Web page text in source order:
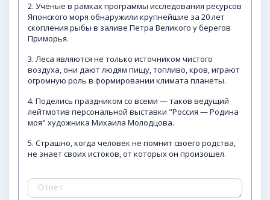
2. Учёные в рамках программы исследования ресурсов
Японского моря обнаружили крупнейшие за 20 лет
скопления рыбы в заливе Петра Великого у берегов
Приморья.
3. Леса являются не только источником чистого
воздуха, они дают людям пищу, топливо, кров, играют
огромную роль в формировании климата планеты.
4. Поделись праздником со всеми — таков ведущий
лейтмотив персональной выставки "Россия — Родина
моя" художника Михаила Молодцова.
5. Страшно, когда человек не помнит своего родства,
не знает своих истоков, от которых он произошел.